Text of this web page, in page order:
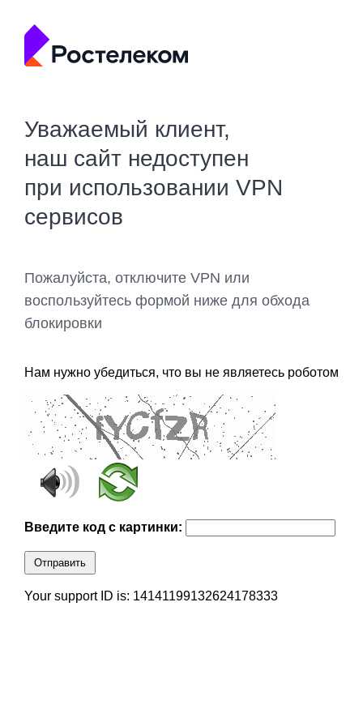
Уважаемый клиент,
наш сайт недоступен
при использовании VPN
сервисов
Пожалуйста, отключите VPN или
воспользуйтесь формой ниже для обхода
блокировки
Нам нужно убедиться, что вы не являетесь роботом
Введите код с картинки:
Отправить
Your support ID is: 14141199132624178333